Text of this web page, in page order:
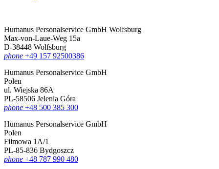
Humanus Personalservice GmbH Wolfsburg
Max-von-Laue-Weg 15a
D-38448 Wolfsburg
phone +49 157 92500386
Humanus Personalservice GmbH
Polen
ul. Wiejska 86A
PL-58506 Jelenia Góra
phone +48 500 385 300
Humanus Personalservice GmbH
Polen
Filmowa 1A/1
PL-85-836 Bydgoszcz
phone +48 787 990 480